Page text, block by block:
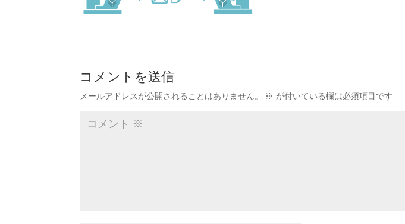
コメントを送信
メールアドレスが公開されることはありません。 ※ が付いている欄は必須項目です